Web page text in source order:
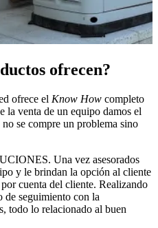
ofrecen?
ofrece el Know How completo
venta de un equipo damos el
se compre un problema sino
Una vez asesorados
y le brindan la opción al cliente
cuenta del cliente. Realizando
de seguimiento con la
todo lo relacionado al buen